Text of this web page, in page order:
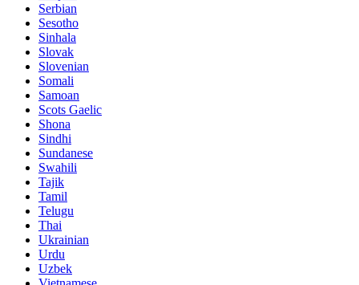
Serbian
Sesotho
Sinhala
Slovak
Slovenian
Somali
Samoan
Scots Gaelic
Shona
Sindhi
Sundanese
Swahili
Tajik
Tamil
Telugu
Thai
Ukrainian
Urdu
Uzbek